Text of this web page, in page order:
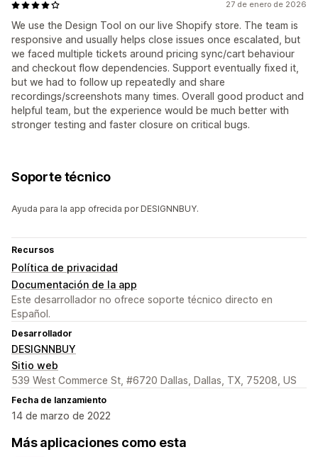
27 de enero de 2026
We use the Design Tool on our live Shopify store. The team is
responsive and usually helps close issues once escalated, but
we faced multiple tickets around pricing sync/cart behaviour
and checkout flow dependencies. Support eventually fixed it,
but we had to follow up repeatedly and share
recordings/screenshots many times. Overall good product and
helpful team, but the experience would be much better with
stronger testing and faster closure on critical bugs.
Soporte técnico
Ayuda para la app ofrecida por DESIGNNBUY.
Recursos
Política de privacidad
Documentación de la app
Este desarrollador no ofrece soporte técnico directo en
Español.
Desarrollador
DESIGNNBUY
Sitio web
539 West Commerce St, #6720 Dallas, Dallas, TX, 75208, US
Fecha de lanzamiento
14 de marzo de 2022
Más aplicaciones como esta